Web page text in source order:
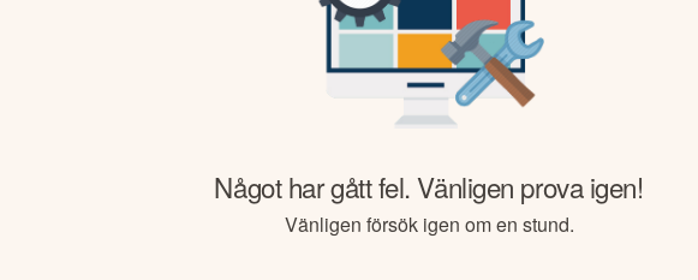
Något har gått fel. Vänligen prova igen!
Vänligen försök igen om en stund.